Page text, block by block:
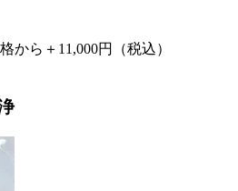
から＋11,000円（税込）